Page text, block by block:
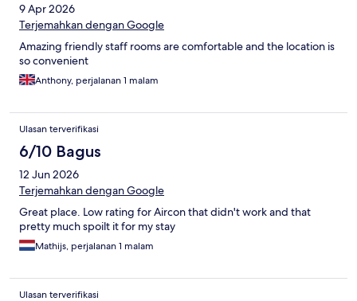
9 Apr 2026
Terjemahkan dengan Google
Amazing friendly staff rooms are comfortable and the location is
so convenient
Anthony, perjalanan 1 malam
Ulasan terverifikasi
6/10 Bagus
12 Jun 2026
Terjemahkan dengan Google
Great place. Low rating for Aircon that didn't work and that
pretty much spoilt it for my stay
Mathijs, perjalanan 1 malam
Ulasan terverifikasi